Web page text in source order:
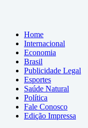
Home
Internacional
Economia
Brasil
Publicidade Legal
Esportes
Saúde Natural
Política
Fale Conosco
Edição Impressa